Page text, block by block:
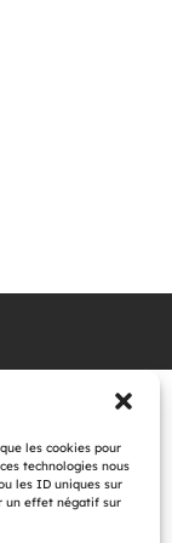
les cookies pour
technologies nous
les ID uniques sur
un effet négatif sur